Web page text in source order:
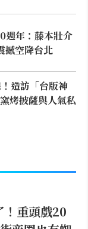
週年：藤本壯介
撼空降台北
造訪「台版神
烤披薩與人氣私
！重頭戲20